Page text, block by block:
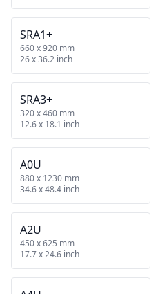
SRA1+
660 x 920 mm
26 x 36.2 inch
SRA3+
320 x 460 mm
12.6 x 18.1 inch
A0U
880 x 1230 mm
34.6 x 48.4 inch
A2U
450 x 625 mm
17.7 x 24.6 inch